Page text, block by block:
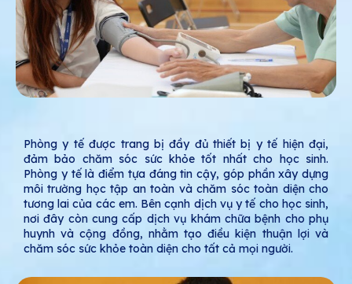
Phòng y tế được trang bị đầy đủ thiết bị y tế hiện đại,
đảm bảo chăm sóc sức khỏe tốt nhất cho học sinh.
Phòng y tế là điểm tựa đáng tin cậy, góp phần xây dựng
môi trường học tập an toàn và chăm sóc toàn diện cho
tương lai của các em. Bên cạnh dịch vụ y tế cho học sinh,
nơi đây còn cung cấp dịch vụ khám chữa bệnh cho phụ
huynh và cộng đồng, nhằm tạo điều kiện thuận lợi và
chăm sóc sức khỏe toàn diện cho tất cả mọi người.